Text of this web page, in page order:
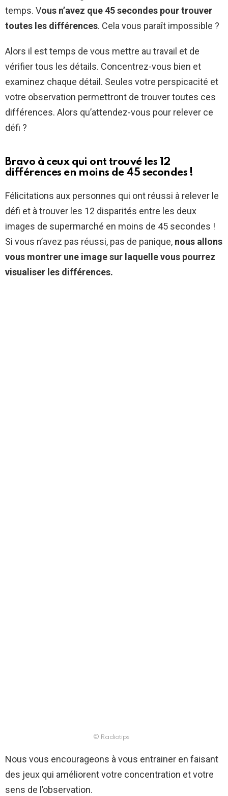
temps. Vous n’avez que 45 secondes pour trouver
toutes les différences. Cela vous paraît impossible ?
Alors il est temps de vous mettre au travail et de
vérifier tous les détails. Concentrez-vous bien et
examinez chaque détail. Seules votre perspicacité et
votre observation permettront de trouver toutes ces
différences. Alors qu’attendez-vous pour relever ce
défi ?
Bravo à ceux qui ont trouvé les 12
différences en moins de 45 secondes !
Félicitations aux personnes qui ont réussi à relever le
défi et à trouver les 12 disparités entre les deux
images de supermarché en moins de 45 secondes !
Si vous n’avez pas réussi, pas de panique, nous allons
vous montrer une image sur laquelle vous pourrez
visualiser les différences.
© Radiotips
Nous vous encourageons à vous entrainer en faisant
des jeux qui améliorent votre concentration et votre
sens de l’observation.